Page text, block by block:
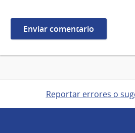
Reportar errores o